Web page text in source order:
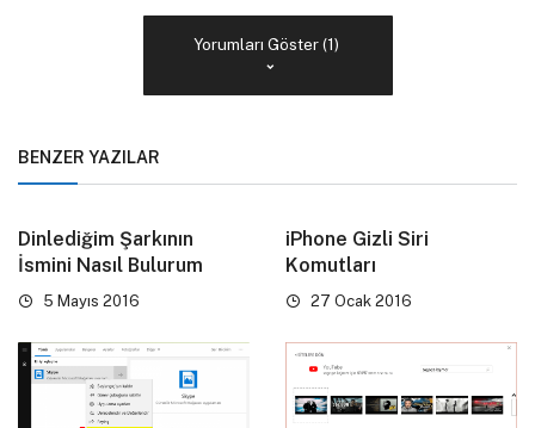
Yorumları Göster (1)
BENZER YAZILAR
Dinlediğim Şarkının
İsmini Nasıl Bulurum
5 Mayıs 2016
iPhone Gizli Siri
Komutları
27 Ocak 2016